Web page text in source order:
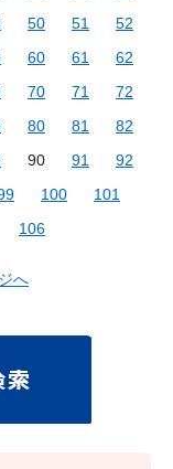
50 51
52
60 61
62
70 71
72
80 81
82
90 91
92
100
101
106
へ